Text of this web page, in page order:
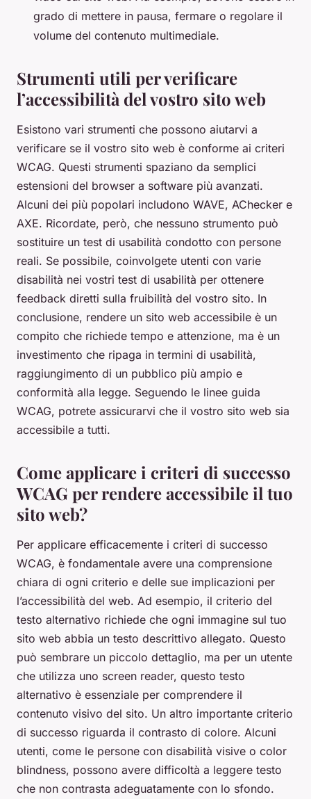
grado di mettere in pausa, fermare o regolare il
volume del contenuto multimediale.
Strumenti utili per verificare
l’accessibilità del vostro sito web
Esistono vari strumenti che possono aiutarvi a
verificare se il vostro sito web è conforme ai criteri
WCAG. Questi strumenti spaziano da semplici
estensioni del browser a software più avanzati.
Alcuni dei più popolari includono WAVE, AChecker e
AXE. Ricordate, però, che nessuno strumento può
sostituire un test di usabilità condotto con persone
reali. Se possibile, coinvolgete utenti con varie
disabilità nei vostri test di usabilità per ottenere
feedback diretti sulla fruibilità del vostro sito. In
conclusione, rendere un sito web accessibile è un
compito che richiede tempo e attenzione, ma è un
investimento che ripaga in termini di usabilità,
raggiungimento di un pubblico più ampio e
conformità alla legge. Seguendo le linee guida
WCAG, potrete assicurarvi che il vostro sito web sia
accessibile a tutti.
Come applicare i criteri di successo
WCAG per rendere accessibile il tuo
sito web?
Per applicare efficacemente i criteri di successo
WCAG, è fondamentale avere una comprensione
chiara di ogni criterio e delle sue implicazioni per
l’accessibilità del web. Ad esempio, il criterio del
testo alternativo richiede che ogni immagine sul tuo
sito web abbia un testo descrittivo allegato. Questo
può sembrare un piccolo dettaglio, ma per un utente
che utilizza uno screen reader, questo testo
alternativo è essenziale per comprendere il
contenuto visivo del sito. Un altro importante criterio
di successo riguarda il contrasto di colore. Alcuni
utenti, come le persone con disabilità visive o color
blindness, possono avere difficoltà a leggere testo
che non contrasta adeguatamente con lo sfondo.